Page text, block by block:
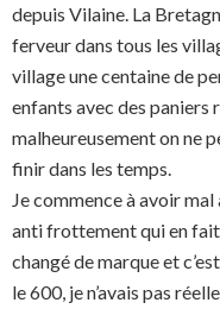
depuis Vilaine. La
ferveur dans tous les
village une centaine de
enfants avec des paniers
malheureusement on ne
finir dans les temps.
Je commence à avoir mal
anti frottement qui en fait
changé de marque et
le 600, je n’avais pas